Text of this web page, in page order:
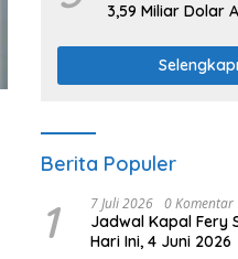
3,59 Miliar Dolar
Berita Populer
1 7 Juli 2026 0 Komentar
Jadwal Kapal Fery
Hari Ini, 4 Juni 2026